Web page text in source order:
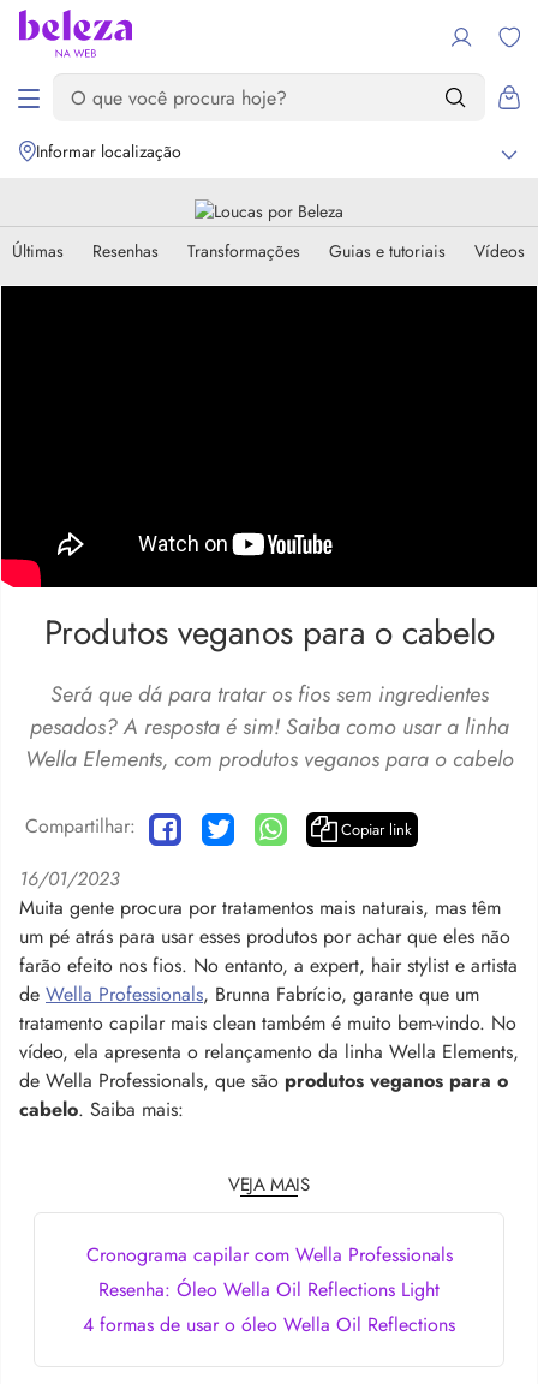
Informar localização
Últimas Resenhas Transformações Guias e tutoriais Vídeos
Produtos veganos para o cabelo
Será que dá para tratar os fios sem ingredientes
pesados? A resposta é sim! Saiba como usar a linha
Wella Elements, com produtos veganos para o cabelo
Compartilhar: Copiar link
16/01/2023
Muita gente procura por tratamentos mais naturais, mas têm
um pé atrás para usar esses produtos por achar que eles não
farão efeito nos fios. No entanto, a expert, hair stylist e artista
de Wella Professionals, Brunna Fabrício, garante que um
tratamento capilar mais clean também é muito bem-vindo. No
vídeo, ela apresenta o relançamento da linha Wella Elements,
de Wella Professionals, que são produtos veganos para o
cabelo. Saiba mais:
VEJA MAIS
Cronograma capilar com Wella Professionals
Resenha: Óleo Wella Oil Reflections Light
4 formas de usar o óleo Wella Oil Reflections